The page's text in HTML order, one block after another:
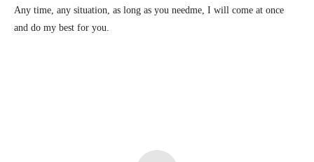
Any time, any situation, as long as you needme, I will come at once
and do my best for you.